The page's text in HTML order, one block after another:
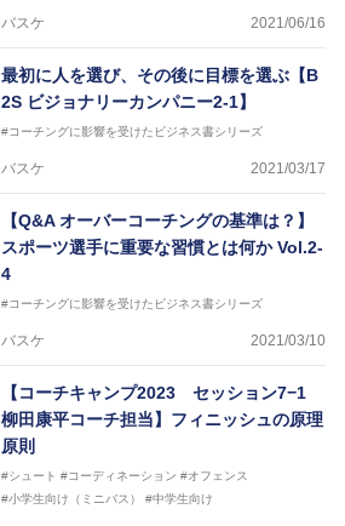
バスケ 2021/06/16
最初に人を選び、その後に目標を選ぶ【B
2S ビジョナリーカンパニー2-1】
#コーチングに影響を受けたビジネス書シリーズ
バスケ 2021/03/17
【Q&A オーバーコーチングの基準は？】
スポーツ選手に重要な習慣とは何か Vol.2-
4
#コーチングに影響を受けたビジネス書シリーズ
バスケ 2021/03/10
【コーチキャンプ2023 セッション7−1
柳田康平コーチ担当】フィニッシュの原理
原則
#シュート #コーディネーション #オフェンス
#小学生向け（ミニバス）
#中学生向け